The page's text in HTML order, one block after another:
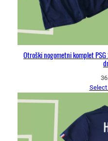
Otroški nogometni komplet